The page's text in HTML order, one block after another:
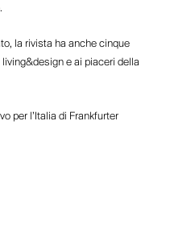
la rivista ha anche cinque
e ai piaceri della
per l’Italia di Frankfurter